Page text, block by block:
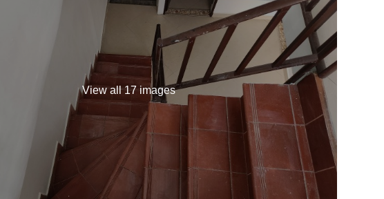
View all 17 images